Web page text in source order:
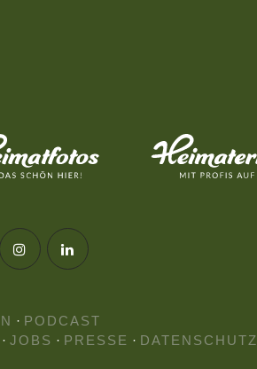
· PODCAST
· JOBS · PRESSE · DATENSCHUTZ